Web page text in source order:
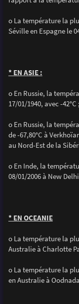
o La température la
Séville en Espagne le
* EN ASIE :
o En Russie, la
17/01/1940, avec -42°C ;
o En Russie, la
de -67,80°C à
au Nord-Est de la
o En Inde, la
08/01/2006 à New
* EN OCEANIE
o La température la
Australie à Charlotte
o La température la
en Australie à